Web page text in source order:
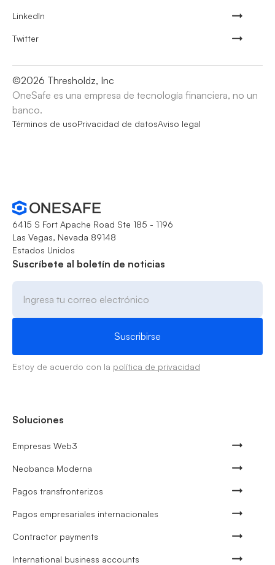
LinkedIn
Twitter
©2026 Thresholdz, Inc
OneSafe es una empresa de tecnología financiera, no un
banco.
Términos de usoPrivacidad de datosAviso legal
6415 S Fort Apache Road Ste 185 - 1196
Las Vegas, Nevada 89148
Estados Unidos
Suscríbete al boletín de noticias
Estoy de acuerdo con la política de privacidad
Soluciones
Empresas Web3
Neobanca Moderna
Pagos transfronterizos
Pagos empresariales internacionales
Contractor payments
International business accounts